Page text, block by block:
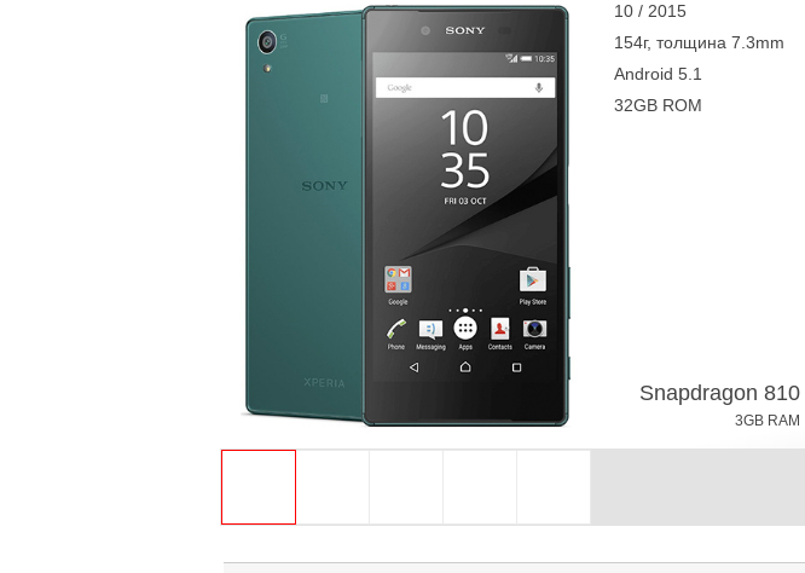
10 / 2015
154г, толщина 7.3mm
Android 5.1
32GB ROM
Snapdragon 810
3GB RAM